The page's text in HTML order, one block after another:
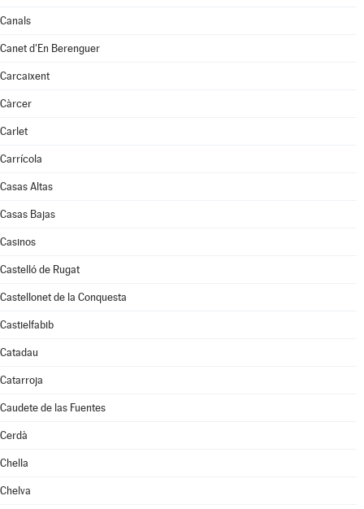
Canals
Canet d'En Berenguer
Carcaixent
Càrcer
Carlet
Carrícola
Casas Altas
Casas Bajas
Casinos
Castelló de Rugat
Castellonet de la Conquesta
Castielfabib
Catadau
Catarroja
Caudete de las Fuentes
Cerdà
Chella
Chelva